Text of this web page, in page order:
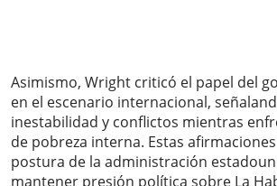
Asimismo, Wright criticó el papel del
en el escenario internacional,
inestabilidad y conflictos mientras
de pobreza interna. Estas
postura de la administración
mantener presión política sobre La